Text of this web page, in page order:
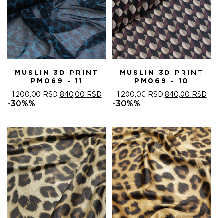
MUSLIN 3D PRINT
PM069 - 11
1.200,00RSD ОРИГИНАЛНА
1.200,00 RSD.
840,00 RSDТРЕНУТНА
ЦЕНА
-30%%
MUSLIN 3D PRINT
PM069 - 10
1.200,00RSD ОРИГИНАЛНА
1.200,00 RSD.
840,00 RSD
-30%%